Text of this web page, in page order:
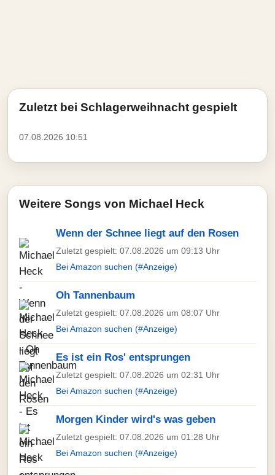
Zuletzt bei Schlagerweihnacht gespielt
07.08.2026 10:51
Weitere Songs von Michael Heck
Wenn der Schnee liegt auf den Rosen
Zuletzt gespielt: 07.08.2026 um 09:13 Uhr
Bei Amazon suchen (#Anzeige)
Oh Tannenbaum
Zuletzt gespielt: 07.08.2026 um 08:07 Uhr
Bei Amazon suchen (#Anzeige)
Es ist ein Ros' entsprungen
Zuletzt gespielt: 07.08.2026 um 02:31 Uhr
Bei Amazon suchen (#Anzeige)
Morgen Kinder wird's was geben
Zuletzt gespielt: 07.08.2026 um 01:28 Uhr
Bei Amazon suchen (#Anzeige)